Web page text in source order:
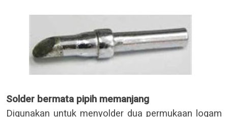
Solder bermata pipih memanjang
Digunakan untuk menyolder dua permukaan logam